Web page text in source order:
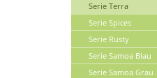
Serie Terra
Serie Spices
Serie Rusty
Serie Samoa Blau
Serie Samoa Grau